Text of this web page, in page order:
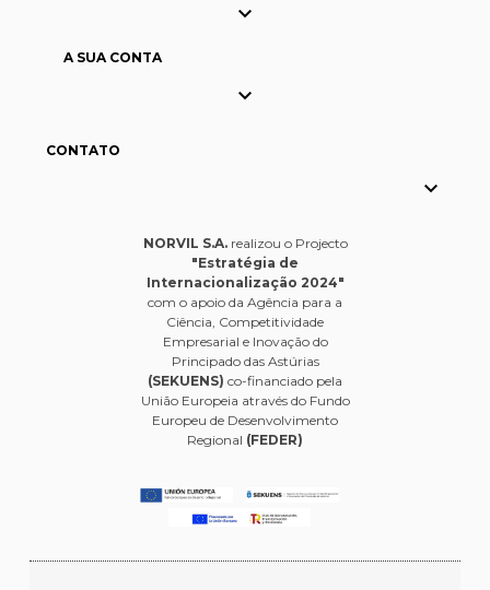

A SUA CONTA

CONTATO

NORVIL S.A.realizou o Projecto
"Estratégia de
Internacionalização 2024"
com o apoio da Agência para a
Ciência, Competitividade
Empresarial e Inovação do
Principado das Astúrias
(SEKUENS) co-financiado pela
União Europeia através do Fundo
Europeu de Desenvolvimento
Regional (FEDER)